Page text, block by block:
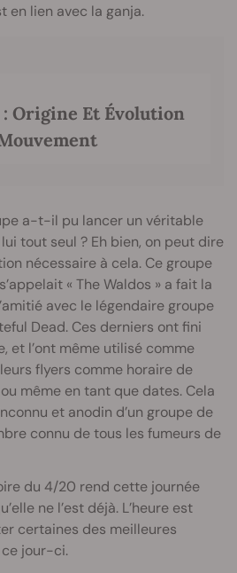
en lien avec la ganja.
: Origine Et Évolution
a-t-il pu lancer un véritable
tout seul ? Eh bien, on peut dire
nécessaire à cela. Ce groupe
« The Waldos » a fait la
avec le légendaire groupe
Dead. Ces derniers ont fini
et l’ont même utilisé comme
flyers comme horaire de
même en tant que dates. Cela
et anodin d’un groupe de
connu de tous les fumeurs de
du 4/20 rend cette journée
ne l’est déjà. L’heure est
certaines des meilleures
jour-ci.